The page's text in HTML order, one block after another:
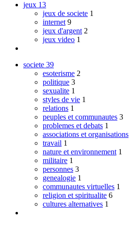
jeux 13
jeux de societe 1
internet 9
jeux d'argent 2
jeux video 1
societe 39
esoterisme 2
politique 3
sexualite 1
styles de vie 1
relations 1
peuples et communautes 3
problemes et debats 1
associations et organisations
travail 1
nature et environnement 1
militaire 1
personnes 3
genealogie 1
communautes virtuelles 1
religion et spiritualite 6
cultures alternatives 1